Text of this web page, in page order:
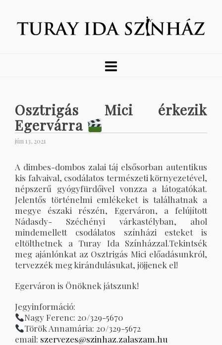
Osztrigás Mici érkezik
Egervárra
jún 13, 2021
A dimbes-dombos zalai táj elsősorban autentikus
kis falvaival, csodálatos természeti környezetével,
népszerű gyógyfürdőivel vonzza a látogatókat.
Jelentős történelmi emlékeket is találhatnak a
megye északi részén, Egerváron, a felújított
Nádasdy- Széchényi várkastélyban, ahol
mindemellett csodálatos színházi esteket is
eltölthetnek a Turay Ida Színházzal.Tekintsék
meg ajánlónkat az Osztrigás Mici előadásunkról,
tervezzék meg kirándulásukat, jöjjenek el!
Egerváron is Önöknek játszunk!
Jegyinformáció:
Nagy Ferenc: 20/329-5670
Török Annamária: 20/329-5672
email: szervezes@szinhaz.zalaszam.hu